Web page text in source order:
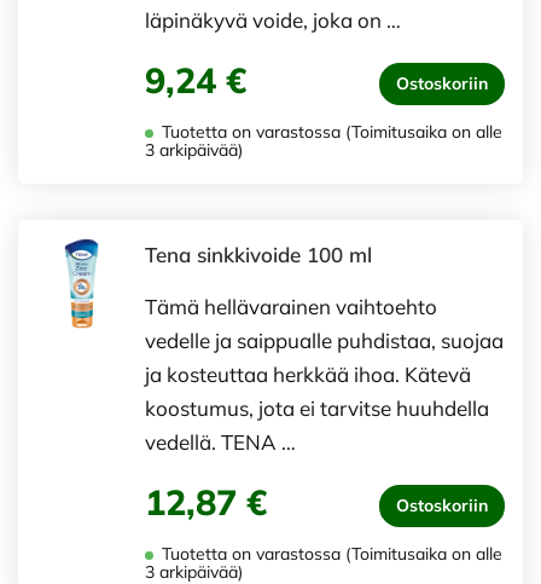
läpinäkyvä voide, joka on …
9,24 € Ostoskoriin
Tuotetta on varastossa (Toimitusaika on alle
3 arkipäivää)
Tena sinkkivoide 100 ml
Tämä hellävarainen vaihtoehto
vedelle ja saippualle puhdistaa, suojaa
ja kosteuttaa herkkää ihoa. Kätevä
koostumus, jota ei tarvitse huuhdella
vedellä. TENA …
12,87 € Ostoskoriin
Tuotetta on varastossa (Toimitusaika on alle
3 arkipäivää)